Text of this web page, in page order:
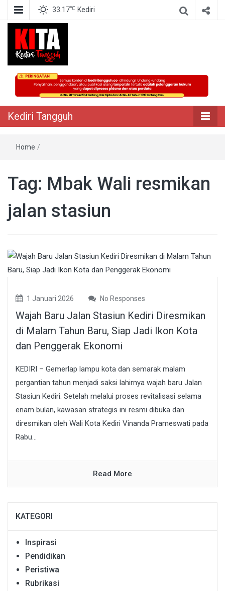
33.17℃ Kediri
Kediri Tangguh
Berita Akurat Terpercaya
Kediri Tangguh
Home /
Tag: Mbak Wali resmikan
jalan stasiun
1 Januari 2026 No Responses
Wajah Baru Jalan Stasiun Kediri Diresmikan
di Malam Tahun Baru, Siap Jadi Ikon Kota
dan Penggerak Ekonomi
KEDIRI – Gemerlap lampu kota dan semarak malam
pergantian tahun menjadi saksi lahirnya wajah baru Jalan
Stasiun Kediri. Setelah melalui proses revitalisasi selama
enam bulan, kawasan strategis ini resmi dibuka dan
diresmikan oleh Wali Kota Kediri Vinanda Prameswati pada
Rabu...
Read More
KATEGORI
Inspirasi
Pendidikan
Peristiwa
Rubrikasi